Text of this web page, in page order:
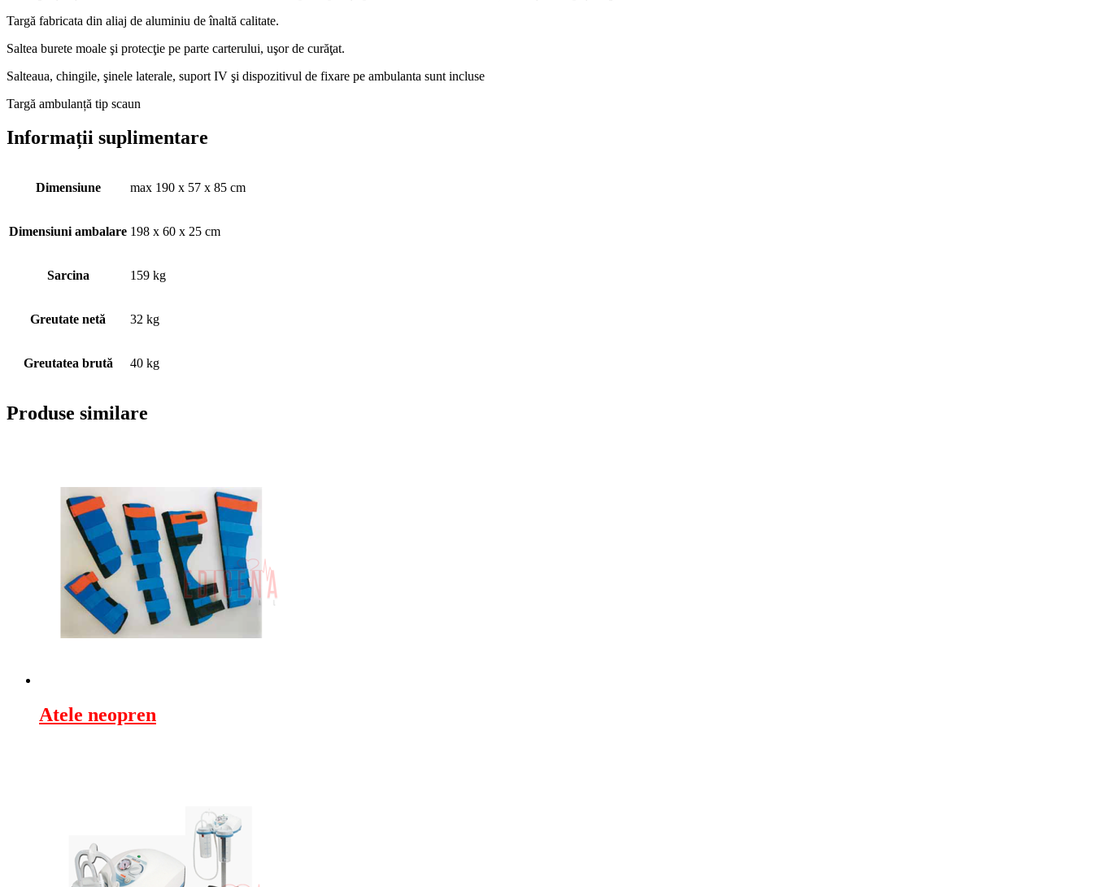
Targă fabricata din aliaj de aluminiu de înaltă calitate.
Saltea burete moale şi protecţie pe parte carterului, uşor de curăţat.
Salteaua, chingile, şinele laterale, suport IV şi dispozitivul de fixare pe ambulanta sunt incluse
Targă ambulanță tip scaun
Informații suplimentare
Dimensiune max 190 x 57 x 85 cm
Dimensiuni ambalare 198 x 60 x 25 cm
Sarcina 159 kg
Greutate netă 32 kg
Greutatea brută 40 kg
Produse similare
Atele neopren